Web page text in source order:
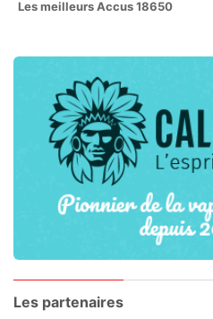
Les meilleurs Accus 18650
Les partenaires